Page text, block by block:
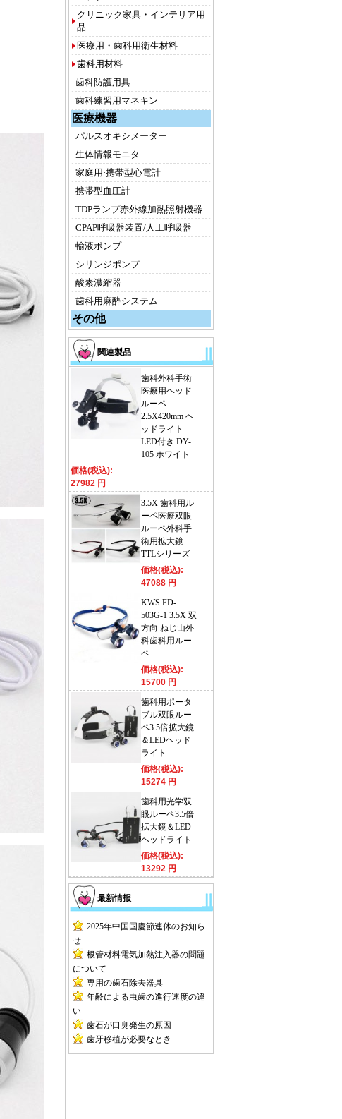
クリニック家具・インテリア用
品
医療用・歯科用衛生材料
歯科用材料
歯科防護用具
歯科練習用マネキン
医療機器
パルスオキシメーター
生体情報モニタ
家庭用·携帯型心電計
携帯型血圧計
TDPランプ赤外線加熱照射機器
CPAP呼吸器装置/人工呼吸器
輸液ポンプ
シリンジポンプ
酸素濃縮器
歯科用麻酔システム
その他
関連製品
歯科外科手術
医療用ヘッド
ルーペ
2.5X420mm ヘ
ッドライト
LED付き DY-
105 ホワイト
価格(税込):
27982 円
3.5X 歯科用ル
ーペ医療双眼
ルーペ外科手
術用拡大鏡
TTLシリーズ
価格(税込):
47088 円
KWS FD-
503G-1 3.5X 双
方向 ねじ山外
科歯科用ルー
ペ
価格(税込):
15700 円
歯科用ポータ
ブル双眼ルー
ペ3.5倍拡大鏡
＆LEDヘッド
ライト
価格(税込):
15274 円
歯科用光学双
眼ルーペ3.5倍
拡大鏡＆LED
ヘッドライト
価格(税込):
13292 円
最新情报
2025年中国国慶節連休のお知ら
せ
根管材料電気加熱注入器の問題
について
専用の歯石除去器具
年齢による虫歯の進行速度の違
い
歯石が口臭発生の原因
歯牙移植が必要なとき